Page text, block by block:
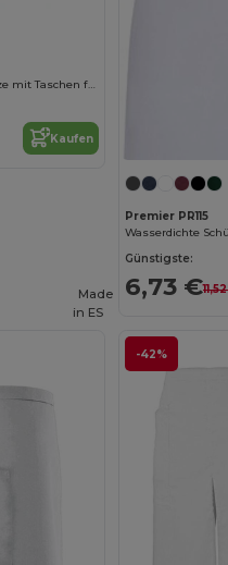
Wendbare Kochschürze mit Taschen für Profis
Kaufen
Premier PR115
Wasserdichte
Günstigste:
6,73 €
-42%
Made
in ES